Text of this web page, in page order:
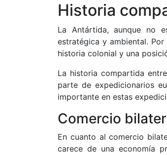
Historia
La Antártida, aunque no
estratégica y ambiental.
historia colonial y una
La historia compartida
parte de expedicionarios
importante en estas
Comercio
En cuanto al comercio
carece de una economía